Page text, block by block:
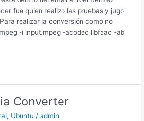
fue quien realizo las pruebas y jugo
realizar la conversión como no
-i input.mpeg -acodec libfaac -ab
Converter
, Ubuntu /admin